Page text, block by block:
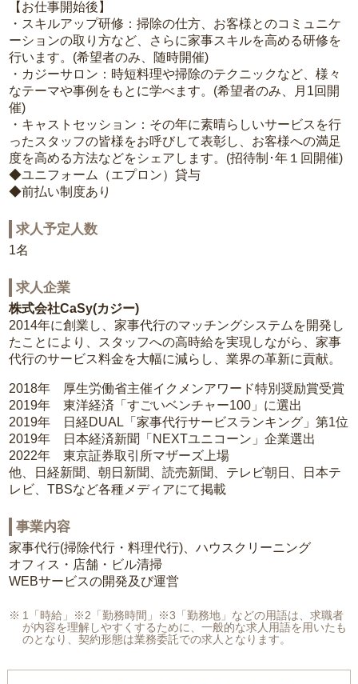
【お仕事開始後】
・スキルアップ研修：掃除の仕方、お客様とのコミュニケ
ーションの取り方など、さらに家事スキルを高める研修を
行います。(希望者のみ、随時開催)
・カジーサロン：時短料理や掃除のテクニックなど、様々
なテーマや事例をもとに学べます。(希望者のみ、月1回開
催)
・キャストセッション：その年に素晴らしいサービスを行
ったスタッフの皆様をお呼びして表彰し、お客様への満足
度を高める方法などをシェアします。(招待制･年１回開催)
◆ユニフォーム（エプロン）貸与
◆前払い制度あり
求人予定人数
1名
求人企業
株式会社CaSy(カジー)
2014年に創業し、家事代行のマッチングシステムを開発し
たことにより、スタッフへの高時給を実現しながら、家事
代行のサービス料金を大幅に減らし、業界の革新に貢献。
2018年 厚生労働省主催イクメンアワード特別奨励賞受賞
2019年 東洋経済「すごいベンチャー100」に選出
2019年 日経DUAL「家事代行サービスランキング」第1位
2019年 日本経済新聞「NEXTユニコーン」企業選出
2022年 東京証券取引所マザーズ上場
他、日経新聞、朝日新聞、読売新聞、テレビ朝日、日本テ
レビ、TBSなど各種メディアにて掲載
事業内容
家事代行(掃除代行・料理代行)、ハウスクリーニング
オフィス・店舗・ビル清掃
WEBサービスの開発及び運営
1「時給」※2「勤務時間」※3「勤務地」などの用語は、求職者
が内容を理解しやすくするために、一般的な求人用語を用いたも
のとなり、契約形態は業務委託での求人となります。